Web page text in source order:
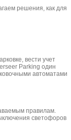
решения, как для
вести учет
Parking один
автоматами
правилам.
светофоров